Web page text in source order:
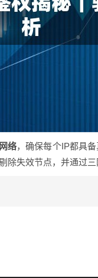
络，确保每个IP都具
失效节点，并通过